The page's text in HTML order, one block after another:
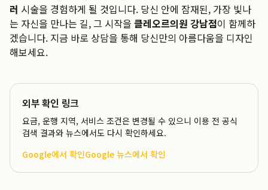
러 시술을 경험하게 될 것입니다. 당신 안에 잠재된, 가장 빛나
는 자신을 만나는 길, 그 시작을 클레오르의원 강남점이 함께하
겠습니다. 지금 바로 상담을 통해 당신만의 아름다움을 디자인
해보세요.
외부 확인 링크
요금, 운행 지역, 서비스 조건은 변경될 수 있으니 이용 전 공식
검색 결과와 뉴스에서도 다시 확인하세요.
Google에서 확인Google 뉴스에서 확인